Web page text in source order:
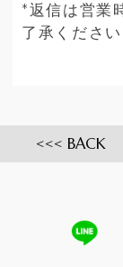
*返信は営業
了承ください
BACK